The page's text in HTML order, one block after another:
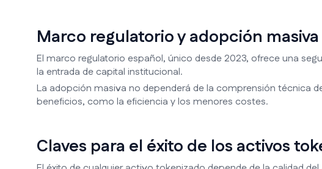
Marco regulatorio y adopción masiva
El marco regulatorio español, único desde 2023, ofrece una
la entrada de capital institucional.
La adopción masiva no dependerá de la comprensión técnica
beneficios, como la eficiencia y los menores costes.
Claves para el éxito de los activos